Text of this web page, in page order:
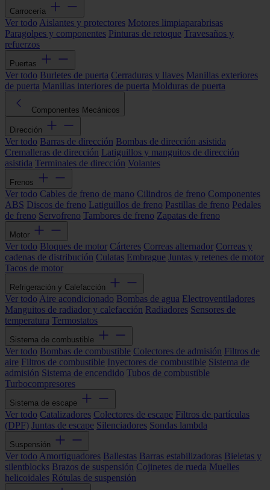
Carrocería
Ver todo Aislantes y protectores Motores limpiaparabrisas
Paragolpes y componentes Pinturas de retoque Travesaños y
refuerzos
Puertas
Ver todo Burletes de puerta Cerraduras y llaves Manillas exteriores
de puerta Manillas interiores de puerta Molduras de puerta
Componentes Mecánicos
Dirección
Ver todo Barras de dirección Bombas de dirección asistida
Cremalleras de dirección Latiguillos y manguitos de dirección
asistida Terminales de dirección Volantes
Frenos
Ver todo Cables de freno de mano Cilindros de freno Componentes
ABS Discos de freno Latiguillos de freno Pastillas de freno Pedales
de freno Servofreno Tambores de freno Zapatas de freno
Motor
Ver todo Bloques de motor Cárteres Correas alternador Correas y
cadenas de distribución Culatas Embrague Juntas y retenes de motor
Tacos de motor
Refrigeración y Calefacción
Ver todo Aire acondicionado Bombas de agua Electroventiladores
Manguitos de radiador y calefacción Radiadores Sensores de
temperatura Termostatos
Sistema de combustible
Ver todo Bombas de combustible Colectores de admisión Filtros de
aire Filtros de combustible Inyectores de combustible Sistema de
admisión Sistema de encendido Tubos de combustible
Turbocompresores
Sistema de escape
Ver todo Catalizadores Colectores de escape Filtros de partículas
(DPF) Juntas de escape Silenciadores Sondas lambda
Suspensión
Ver todo Amortiguadores Ballestas Barras estabilizadoras Bieletas y
silentblocks Brazos de suspensión Cojinetes de rueda Muelles
helicoidales Rótulas de suspensión